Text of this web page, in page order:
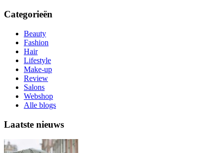
Categorieën
Beauty
Fashion
Hair
Lifestyle
Make-up
Review
Salons
Webshop
Alle blogs
Laatste nieuws